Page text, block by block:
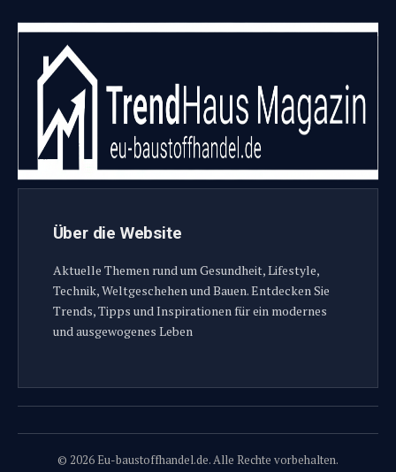
Über die Website
Aktuelle Themen rund um Gesundheit, Lifestyle,
Technik, Weltgeschehen und Bauen. Entdecken Sie
Trends, Tipps und Inspirationen für ein modernes
und ausgewogenes Leben
© 2026 Eu-baustoffhandel.de. Alle Rechte vorbehalten.